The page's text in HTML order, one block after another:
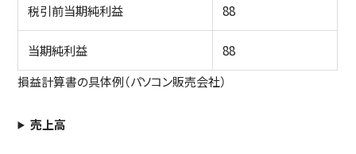
税引前当期純利益 88
当期純利益 88
損益計算書の具体例（パソコン販売会社）
売上高